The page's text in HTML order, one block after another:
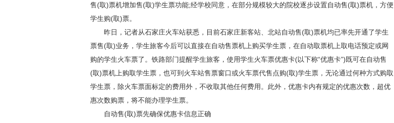
售(取)票机增加售(取)学生票功能;经学校同意，在部分规模较大的院校逐步设置自动售(取)票机，方便
学生购(取)票。
昨日，记者从石家庄火车站获悉，目前石家庄新客站、北站自动售(取)票机均已率先开通了学生
票售(取)业务，学生旅客今后可以直接在自动售票机上购买学生票，在自动取票机上取电话预定或网
购的学生火车票了。铁路部门提醒学生旅客，使用学生火车票优惠卡(以下称“优惠卡”)既可在自动售
(取)票机上购取学生票，也可到火车站售票窗口或火车票代售点购(取)学生票，无论通过何种方式购取
学生票，除火车票面标定的费用外，不收取其他任何费用。此外，优惠卡内有规定的优惠次数，超优
惠次数购票，将不能办理学生票。
自动售(取)票先确保优惠卡信息正确